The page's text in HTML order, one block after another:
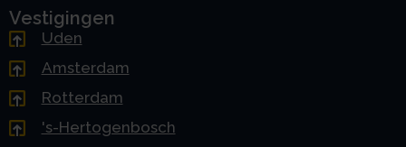
Vestigingen
Uden
Amsterdam
Rotterdam
's-Hertogenbosch